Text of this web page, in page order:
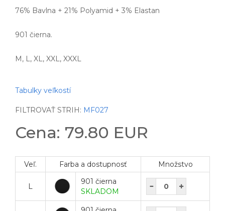
76% Bavlna + 21% Polyamid + 3% Elastan
901 čierna.
M, L, XL, XXL, XXXL
Tabulky veľkostí
FILTROVAŤ STRIH: MF027
Cena: 79.80 EUR
Veľ. Farba a dostupnosť Množstvo
L
901 čierna
SKLADOM